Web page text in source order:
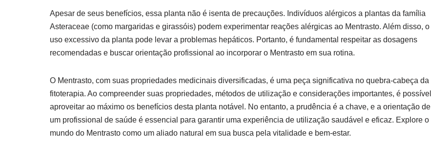
Apesar de seus benefícios, essa planta não é isenta de precauções. Indivíduos alérgicos a plantas da família
Asteraceae (como margaridas e girassóis) podem experimentar reações alérgicas ao Mentrasto. Além disso, o
uso excessivo da planta pode levar a problemas hepáticos. Portanto, é fundamental respeitar as dosagens
recomendadas e buscar orientação profissional ao incorporar o Mentrasto em sua rotina.
O Mentrasto, com suas propriedades medicinais diversificadas, é uma peça significativa no quebra-cabeça da
fitoterapia. Ao compreender suas propriedades, métodos de utilização e considerações importantes, é possível
aproveitar ao máximo os benefícios desta planta notável. No entanto, a prudência é a chave, e a orientação de
um profissional de saúde é essencial para garantir uma experiência de utilização saudável e eficaz. Explore o
mundo do Mentrasto como um aliado natural em sua busca pela vitalidade e bem-estar.